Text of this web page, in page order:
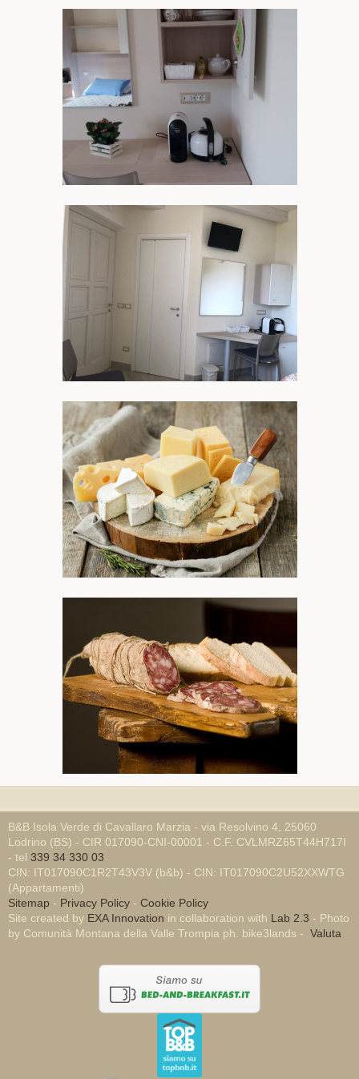
B&B Isola Verde di Cavallaro Marzia - via Resolvino 4, 25060
Lodrino (BS) - CIR 017090-CNI-00001 - C.F. CVLMRZ65T44H717I
- tel 339 34 330 03
CIN: IT017090C1R2T43V3V (b&b) - CIN: IT017090C2U52XXWTG
(Appartamenti)
Sitemap - Privacy Policy - Cookie Policy
Site created by EXA Innovation in collaboration with Lab 2.3 - Photo
by Comunità Montana della Valle Trompia ph. bike3lands - Valuta